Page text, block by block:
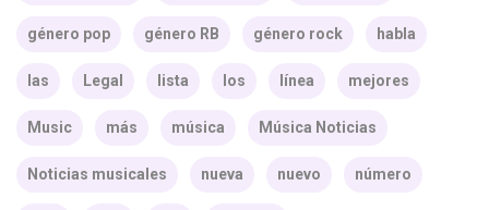
género pop género RB género rock habla
las Legal lista los línea mejores
Music más música Música Noticias
Noticias musicales nueva nuevo número